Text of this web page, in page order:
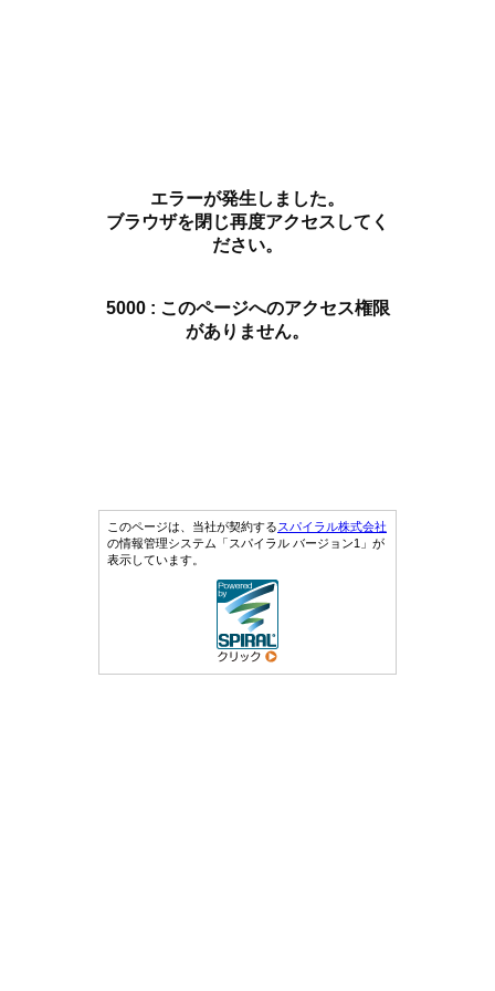
エラーが発生しました。
ブラウザを閉じ再度アクセスしてく
ださい。
5000 : このページへのアクセス権限
がありません。
このページは、当社が契約するスパイラル株式会社
の情報管理システム「スパイラル バージョン1」が
表示しています。